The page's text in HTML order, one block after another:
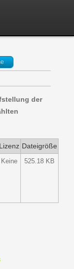
der
Lizenz Dateigröße
Keine 525.18 KB